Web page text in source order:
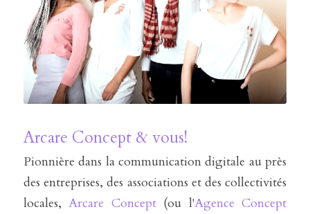
Arcare Concept & vous!
Pionnière dans la communication digitale au près
des entreprises, des associations et des collectivités
locales, Arcare Concept (ou l'Agence Concept